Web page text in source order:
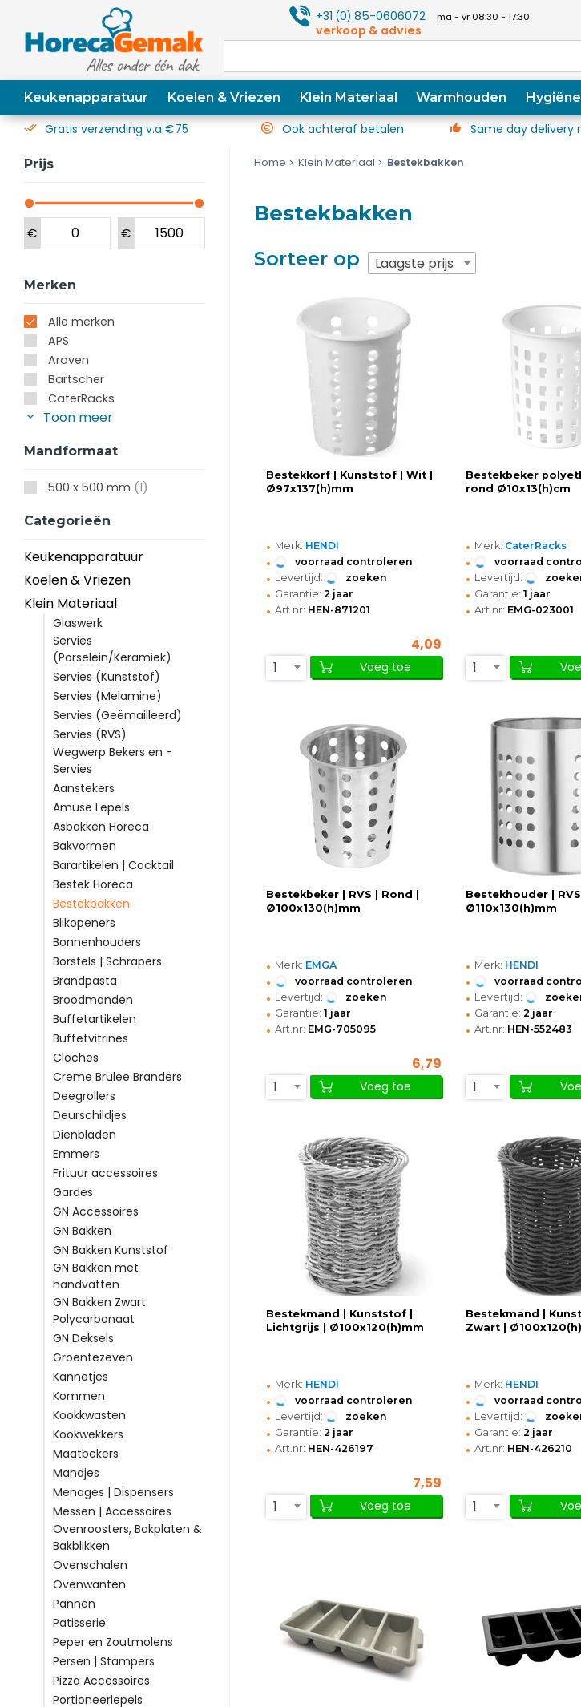
+31(0) 85-0606072 ma - vr 08:30 - 17:30
verkoop & advies
Keukenapparatuur Koelen & Vriezen Klein Materiaal Warmhouden
Gratis verzending v.a €75 Ook achteraf betalen Same day delivery
Prijs
€ €
Merken
Alle merken
APS
Araven
Bartscher
CaterRacks
Toon meer
Mandformaat
500 x 500 mm (1)
Categorieën
Keukenapparatuur
Koelen & Vriezen
Klein Materiaal
Glaswerk
Servies
(Porselein/Keramiek)
Servies (Kunststof)
Servies (Melamine)
Servies (Geëmailleerd)
Servies (RVS)
Wegwerp Bekers en -
Servies
Aanstekers
Amuse Lepels
Asbakken Horeca
Bakvormen
Barartikelen | Cocktail
Bestek Horeca
Bestekbakken
Blikopeners
Bonnenhouders
Borstels | Schrapers
Brandpasta
Broodmanden
Buffetartikelen
Buffetvitrines
Cloches
Creme Brulee Branders
Deegrollers
Deurschildjes
Dienbladen
Emmers
Frituur accessoires
Gardes
GN Accessoires
GN Bakken
GN Bakken Kunststof
GN Bakken met
handvatten
GN Bakken Zwart
Polycarbonaat
GN Deksels
Groentezeven
Kannetjes
Kommen
Kookkwasten
Kookwekkers
Maatbekers
Mandjes
Menages | Dispensers
Messen | Accessoires
Ovenroosters, Bakplaten &
Bakblikken
Ovenschalen
Ovenwanten
Pannen
Patisserie
Peper en Zoutmolens
Persen | Stampers
Pizza Accessoires
Portioneerlepels
Home Klein Materiaal Bestekbakken
Bestekbakken
Sorteer op Laagste prijs
Bestekkorf | Kunststof | Wit |
Ø97x137(h)mm
• Merk: HENDI
• voorraad controleren
• Levertijd: zoeken
• Garantie: 2 jaar
• Art.nr: HEN-871201
4,09
1
Voeg toe
Bestekbeker
rond Ø10x13(h)cm
• Merk: CaterRacks
• voorraad
• Levertijd:
• Garantie: 1 jaar
• Art.nr: EMG-023001
1
Bestekbeker | RVS | Rond |
Ø100x130(h)mm
• Merk: EMGA
• voorraad controleren
• Levertijd: zoeken
• Garantie: 1 jaar
• Art.nr: EMG-705095
6,79
1
Voeg toe
Bestekhouder | RVS |
Ø110x130(h)mm
• Merk: HENDI
• voorraad
• Levertijd:
• Garantie: 2 jaar
• Art.nr: HEN-552483
1
Bestekmand | Kunststof |
Lichtgrijs | Ø100x120(h)mm
• Merk: HENDI
• voorraad controleren
• Levertijd: zoeken
• Garantie: 2 jaar
• Art.nr: HEN-426197
7,59
1
Voeg toe
Bestekmand |
Zwart |
• Merk: HENDI
• voorraad
• Levertijd:
• Garantie: 2 jaar
• Art.nr: HEN-426210
1